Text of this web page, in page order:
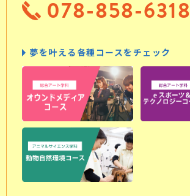
078-858-6318
夢を叶える各種コースをチェック